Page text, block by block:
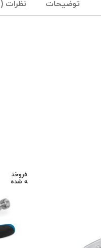
توضیحات نظرات (0)
فروخت
ه شده